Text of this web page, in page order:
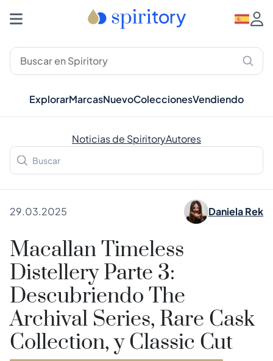
ExplorarMarcasNuevoColeccionesVendiendo
Noticias de SpiritoryAutores
29.03.2025 Daniela Rek
Macallan Timeless
Distellery Parte 3:
Descubriendo The
Archival Series, Rare Cask
Collection, y Classic Cut